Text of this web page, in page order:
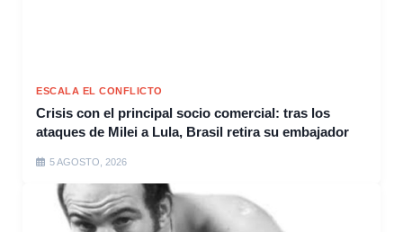
ESCALA EL CONFLICTO
Crisis con el principal socio comercial: tras los
ataques de Milei a Lula, Brasil retira su embajador
5 AGOSTO, 2026